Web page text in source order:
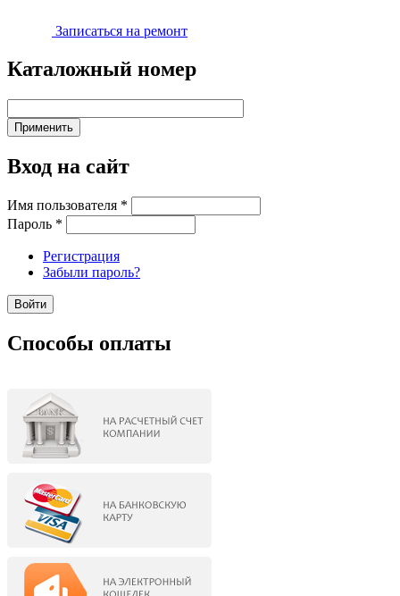
Записаться на ремонт
Каталожный номер
Вход на сайт
Имя пользователя *
Пароль *
Регистрация
Забыли пароль?
Способы оплаты